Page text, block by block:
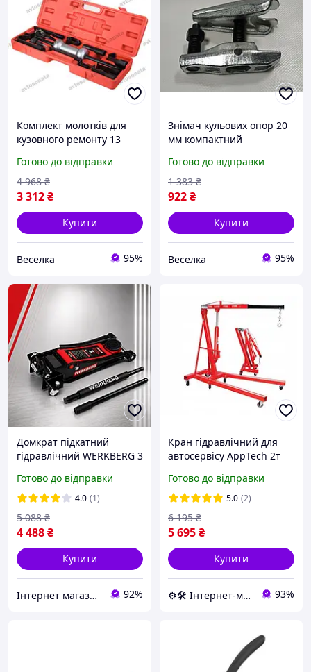
Комплект молотків для
кузовного ремонту 13
аксесуарами для
автосервісів FLAME
Готово до відправки
3 312₴
4 968 ₴
Купити
Веселка 95%
Знімач кульових опор 20
мм компактний
автосервісу та
домашнього ремонту
автомобілів FLAME
Готово до відправки
922₴
1 383 ₴
Купити
Веселка 95%
Домкрат підкатний
гідравлічний WERKBERG 3
низькопрофільний
підкатний домкрат для
автосервісу
Готово до відправки
4.0 (1)
4 488₴
5 088 ₴
Купити
Інтернет магазин ➤ REDUX 92%
Кран гідравлічний для
автосервісу AppTech 2т
гідравлічний підкатний
для сто професійний
гідравлічний кран
Готово до відправки
5.0 (2)
5 695₴
6 195 ₴
Купити
⚙️🛠 Інтернет-магазин ALORA 93%